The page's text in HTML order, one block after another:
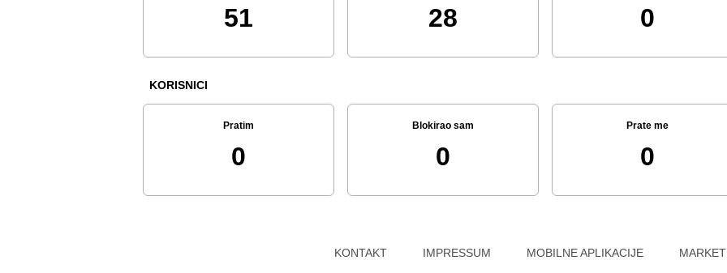
51 28 0
KORISNICI
Pratim
0
Blokirao sam
0
Prate me
0
KONTAKT IMPRESSUM MOBILNE APLIKACIJE